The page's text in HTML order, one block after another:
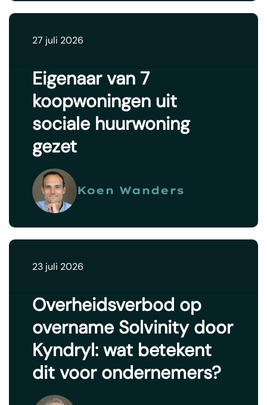
27 juli 2026
Eigenaar van 7
koopwoningen uit
sociale huurwoning
gezet
Koen Wanders
23 juli 2026
Overheidsverbod op
overname Solvinity door
Kyndryl: wat betekent
dit voor ondernemers?